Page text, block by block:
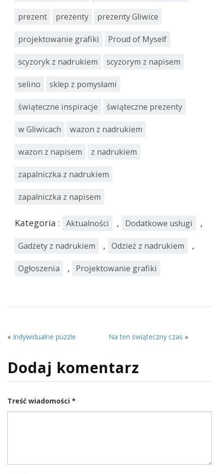
prezent prezenty prezenty Gliwice
projektowanie grafiki Proud of Myself
scyzoryk z nadrukiem scyzorym z napisem
selino sklep z pomysłami
świąteczne inspiracje świąteczne prezenty
w Gliwicach wazon z nadrukiem
wazon z napisem z nadrukiem
zapalniczka z nadrukiem
zapalniczka z napisem
Kategoria : Aktualności , Dodatkowe usługi ,
Gadżety z nadrukiem , Odzież z nadrukiem ,
Ogłoszenia , Projektowanie grafiki
« Indywidualne puzzle Na ten świąteczny czas »
Dodaj komentarz
Treść wiadomości *